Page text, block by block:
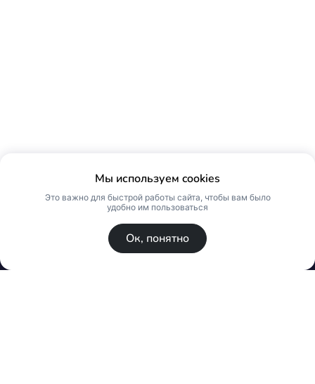
Мы используем cookies
Это важно для быстрой работы сайта, чтобы вам было
удобно им пользоваться
Ок, понятно